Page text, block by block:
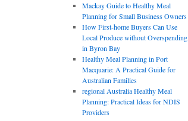
Mackay Guide to Healthy Meal
Planning for Small Business Owners
How First-home Buyers Can Use
Local Produce without Overspending
in Byron Bay
Healthy Meal Planning in Port
Macquarie: A Practical Guide for
Australian Families
regional Australia Healthy Meal
Planning: Practical Ideas for NDIS
Providers